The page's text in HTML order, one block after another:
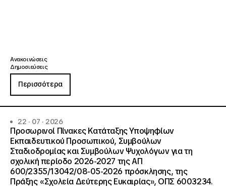
Ανακοινώσεις
Δημοσιεύσεις
Περισσότερα
22 · 07 · 2026
Προσωρινοί Πίνακες Κατάταξης Υποψηφίων
Εκπαιδευτικού Προσωπικού, Συμβούλων
Σταδιοδρομίας και Συμβούλων Ψυχολόγων για τη
σχολική περίοδο 2026-2027 της ΑΠ
600/2355/13042/08-05-2026 πρόσκλησης, της
Πράξης «Σχολεία Δεύτερης Ευκαιρίας», ΟΠΣ 6003234.